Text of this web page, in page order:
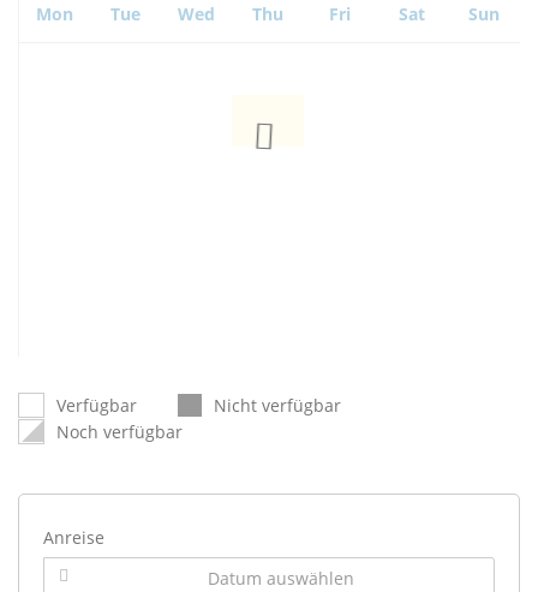
Mon Tue Wed Thu Fri Sat Sun
Verfügbar
Nicht verfügbar
Noch verfügbar
Anreise